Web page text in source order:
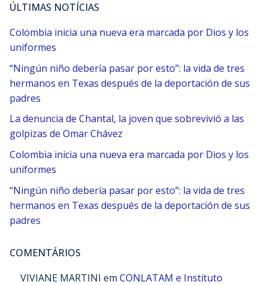
ÚLTIMAS NOTÍCIAS
Colombia inicia una nueva era marcada por Dios y los
uniformes
“Ningún niño debería pasar por esto”: la vida de tres
hermanos en Texas después de la deportación de sus
padres
La denuncia de Chantal, la joven que sobrevivió a las
golpizas de Omar Chávez
Colombia inicia una nueva era marcada por Dios y los
uniformes
“Ningún niño debería pasar por esto”: la vida de tres
hermanos en Texas después de la deportación de sus
padres
COMENTÁRIOS
VIVIANE MARTINI em CONLATAM e Instituto